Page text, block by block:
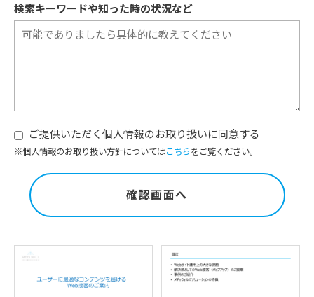
検索キーワードや知った時の状況など
ご提供いただく個人情報のお取り扱いに同意する
※個人情報のお取り扱い方針についてはこちらをご覧ください。